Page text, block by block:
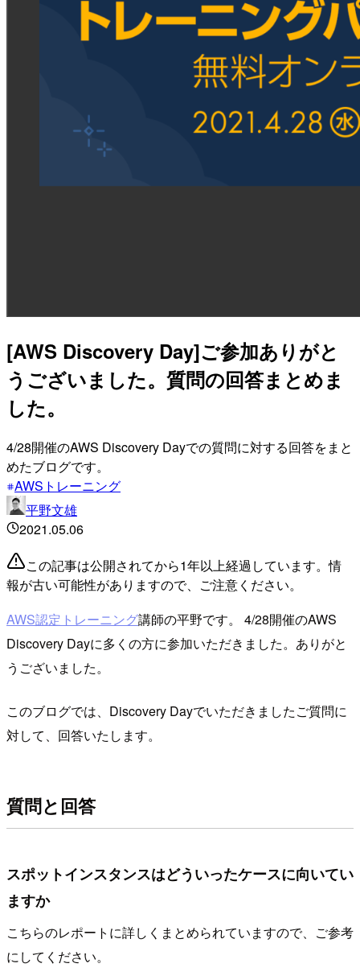
[AWS Discovery Day]ご参加ありがと
うございました。質問の回答まとめま
した。
4/28開催のAWS Discovery Dayでの質問に対する回答をまと
めたブログです。
AWSトレーニング
平野文雄
2021.05.06
この記事は公開されてから1年以上経過しています。情
報が古い可能性がありますので、ご注意ください。
AWS認定トレーニング講師の平野です。 4/28開催のAWS
Discovery Dayに多くの方に参加いただきました。ありがと
うございました。
このブログでは、Discovery Dayでいただきましたご質問に
対して、回答いたします。
質問と回答
スポットインスタンスはどういったケースに向いてい
ますか
こちらのレポートに詳しくまとめられていますので、ご参考
にしてください。